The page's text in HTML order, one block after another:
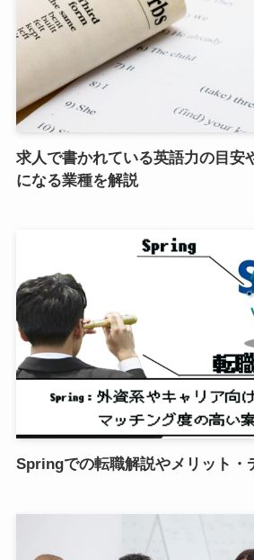
求人で書かれている英語力の目安
になる業種を解説
Springでの転職解説やメリット・